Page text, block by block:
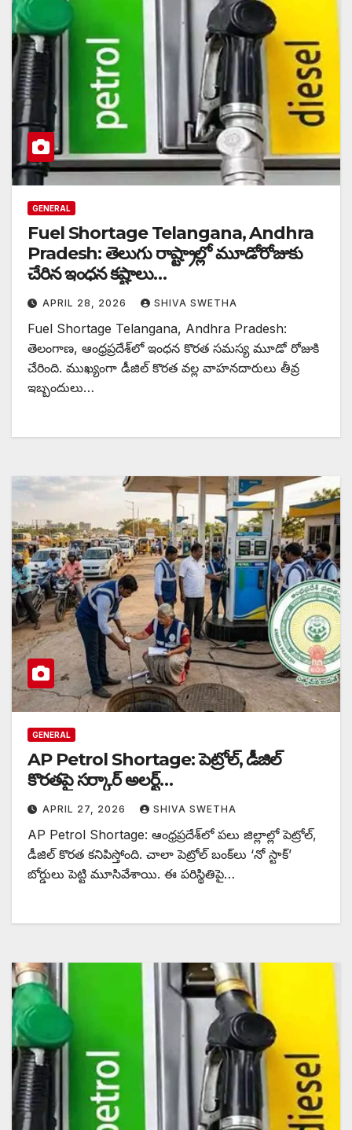
GENERAL
Fuel Shortage Telangana, Andhra
Pradesh: తెలుగు రాష్ట్రాల్లో మూడోరోజుకు
చేరిన ఇంధన కష్టాలు…
APRIL 28, 2026 SHIVA SWETHA
Fuel Shortage Telangana, Andhra Pradesh:
తెలంగాణ, ఆంధ్రప్రదేశ్‌లో ఇంధన కొరత సమస్య మూడో రోజుకి
చేరింది. ముఖ్యంగా డీజిల్ కొరత వల్ల వాహనదారులు తీవ్ర
ఇబ్బందులు…
GENERAL
AP Petrol Shortage: పెట్రోల్, డీజిల్
కొరతపై సర్కార్‌ అలర్ట్…
APRIL 27, 2026 SHIVA SWETHA
AP Petrol Shortage: ఆంధ్రప్రదేశ్‌లో పలు జిల్లాల్లో పెట్రోల్,
డీజిల్ కొరత కనిపిస్తోంది. చాలా పెట్రోల్ బంక్‌లు ‘నో స్టాక్’
బోర్డులు పెట్టి మూసివేశాయి. ఈ పరిస్థితిపై…